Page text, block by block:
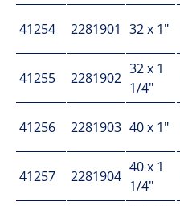
41254 2281901 32 x 1"
41255 2281902
32 x 1
1/4"
41256 2281903 40 x 1"
41257 2281904
40 x 1
1/4"